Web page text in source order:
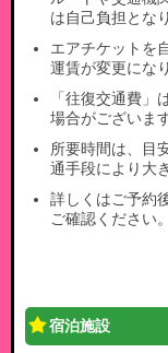
は自己負担とな
エアチケットを
運賃が変更にな
「往復交通費」
場合がございま
所要時間は、目
通手段により大
詳しくはご予約
ご確認ください。
宿泊施設